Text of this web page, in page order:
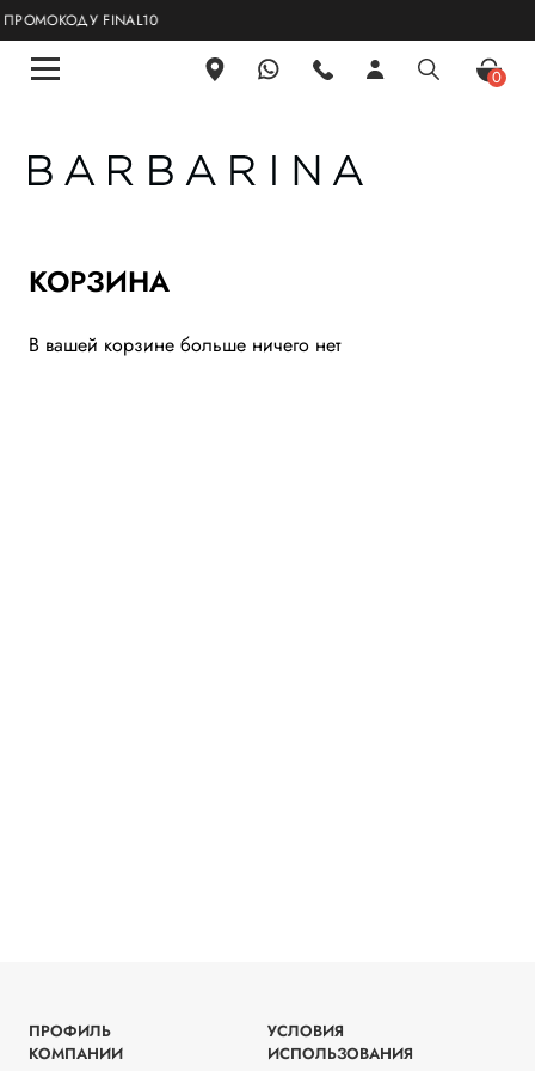
FINAL10
0
КОРЗИНА
В вашей корзине больше ничего нет
ПРОФИЛЬ
КОМПАНИИ
УСЛОВИЯ
ИСПОЛЬЗОВАНИЯ